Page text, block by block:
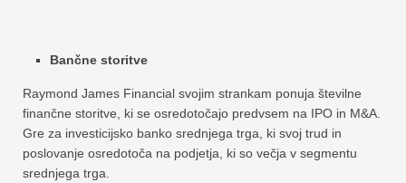
Bančne storitve
Raymond James Financial svojim strankam ponuja številne
finančne storitve, ki se osredotočajo predvsem na IPO in M&A.
Gre za investicijsko banko srednjega trga, ki svoj trud in
poslovanje osredotoča na podjetja, ki so večja v segmentu
srednjega trga.